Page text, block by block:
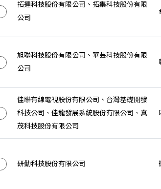
拓連科技股份有限公司、拓集科技股份有限
公司
旭聯科技股份有限公司、華芸科技股份有限
公司
佳聯有線電視股份有限公司、台灣基礎開發
科技公司、佳龍發展系統股份有限公司、真
茂科技股份有限公司
研勤科技股份有限公司